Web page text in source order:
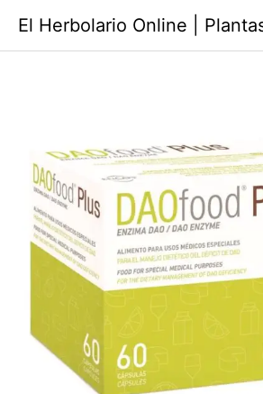
contenido
El Herbolario Online |